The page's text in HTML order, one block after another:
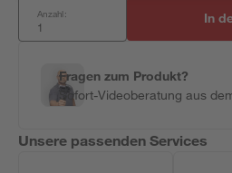
Anzahl: In
Fragen zum Produkt?
Sofort-Videoberatung aus
Unsere passenden Services